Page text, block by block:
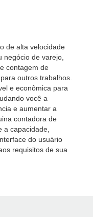
de alta velocidade
negócio de varejo,
contagem de
outros trabalhos.
e econômica para
você a
e aumentar a
contadora de
a capacidade,
do usuário
requisitos de sua